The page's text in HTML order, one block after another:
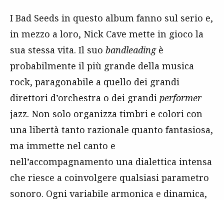
I Bad Seeds in questo album fanno sul serio e,
in mezzo a loro, Nick Cave mette in gioco la
sua stessa vita. Il suo bandleadingè
probabilmente il più grande della musica
rock, paragonabile a quello dei grandi
direttori d’orchestra o dei grandi performer
jazz. Non solo organizza timbri e colori con
una libertà tanto razionale quanto fantasiosa,
ma immette nel canto e
nell’accompagnamento una dialettica intensa
che riesce a coinvolgere qualsiasi parametro
sonoro. Ogni variabile armonica e dinamica,